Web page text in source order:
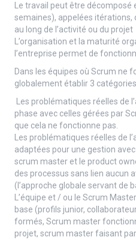
Le travail peut être décomposé
semaines), appelées
au long de l’activité ou du projet
L’organisation et la maturité
l’entreprise permet de
Dans les équipes où Scrum ne
globalement établir 3
Les problématiques réelles de
phase avec celles gérées par
que cela ne fonctionne pas.
Les problématiques réelles de
adaptées pour une gestion
scrum master et le product
des processus sans lien aucun
(l’approche globale servant de
L’équipe et / ou le Scrum
base (profils junior,
formés, Scrum master
projet, scrum master faisant